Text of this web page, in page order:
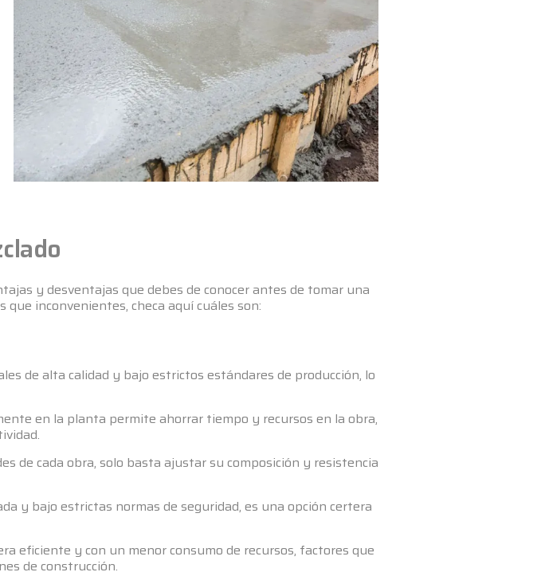
y desventajas que debes de conocer antes de tomar una
inconvenientes, checa aquí cuáles son:
de alta calidad y bajo estrictos estándares de producción, lo
en la planta permite ahorrar tiempo y recursos en la obra,
de cada obra, solo basta ajustar su composición y resistencia
y bajo estrictas normas de seguridad, es una opción certera
eficiente y con un menor consumo de recursos, factores que
de construcción.